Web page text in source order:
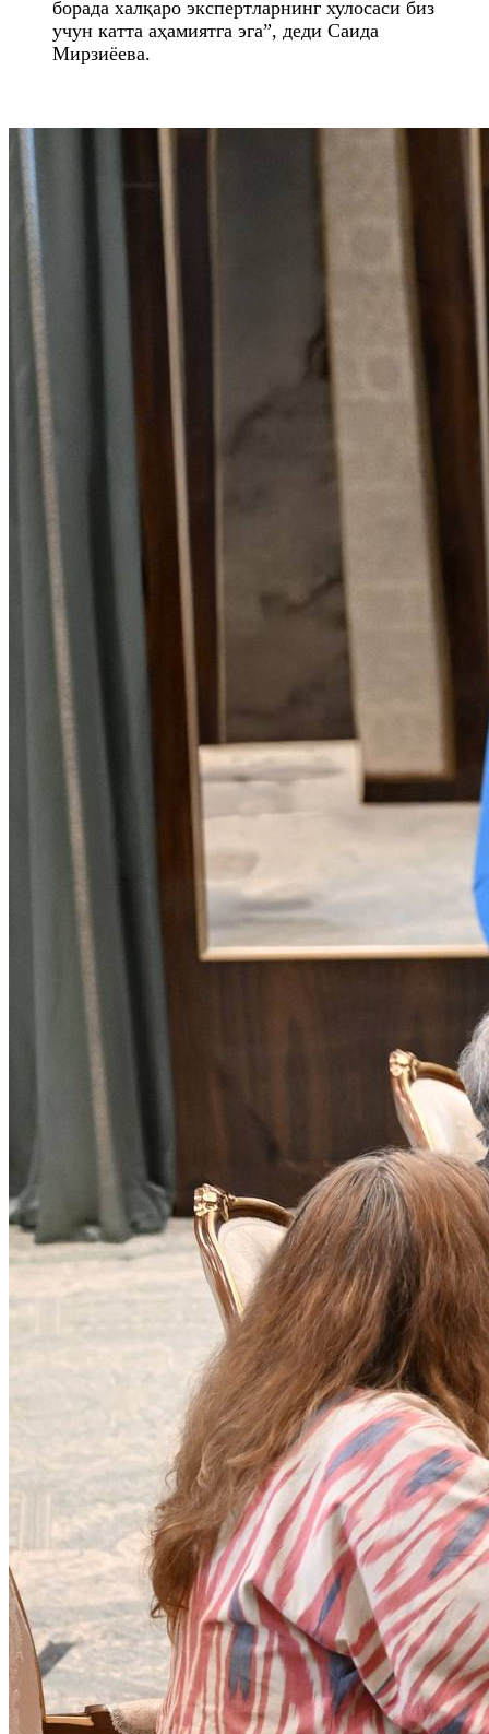
борада халқаро экспертларнинг хулосаси биз
учун катта аҳамиятга эга”, деди Саида
Мирзиёева.